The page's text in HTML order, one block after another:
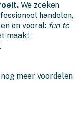
We zoeken
handelen,
en vooral: fun to
maakt
meer voordelen